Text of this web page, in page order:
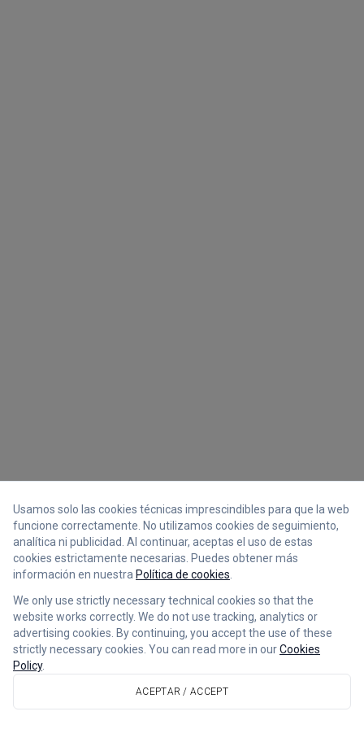
Usamos solo las cookies técnicas imprescindibles para que la web
funcione correctamente. No utilizamos cookies de seguimiento,
analítica ni publicidad. Al continuar, aceptas el uso de estas
cookies estrictamente necesarias. Puedes obtener más
información en nuestra Política de cookies
We only use strictly necessary technical cookies so that the
website works correctly. We do not use tracking, analytics or
advertising cookies. By continuing, you accept the use of these
strictly necessary cookies. You can read more in ourCookies
Policy.
ACEPTAR / ACCEPT